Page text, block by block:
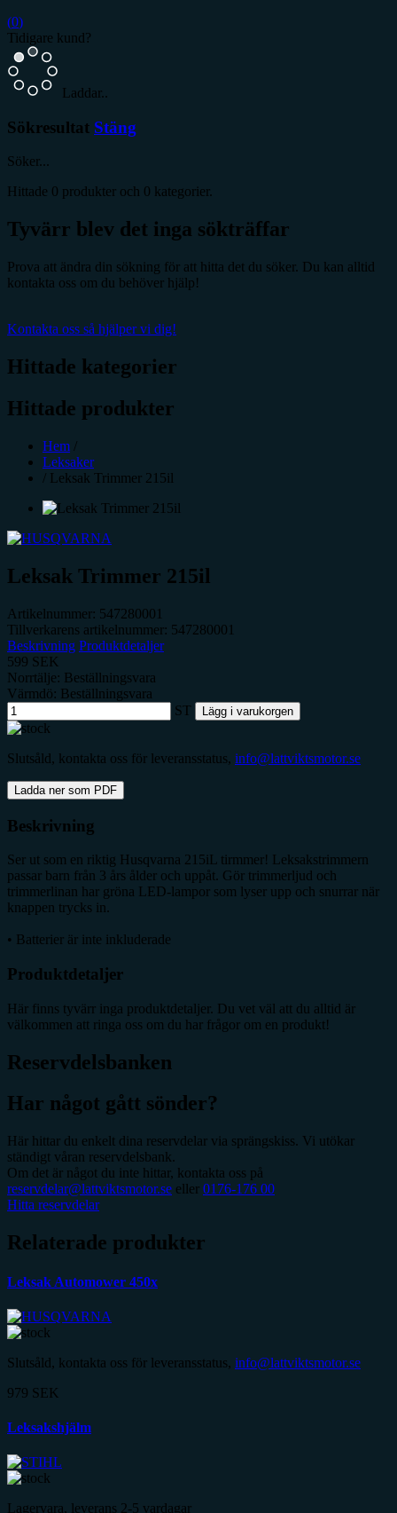
(0)
Tidigare kund?
Laddar..
Sökresultat Stäng
Söker...
Hittade 0 produkter och 0 kategorier.
Tyvärr blev det inga sökträffar
Prova att ändra din sökning för att hitta det du söker. Du kan alltid
kontakta oss om du behöver hjälp!
Kontakta oss så hjälper vi dig!
Hittade kategorier
Hittade produkter
Hem /
Leksaker
/ Leksak Trimmer 215il
Leksak Trimmer 215il
Artikelnummer: 547280001
Tillverkarens artikelnummer: 547280001
Beskrivning Produktdetaljer
599 SEK
Norrtälje: Beställningsvara
Värmdö: Beställningsvara
ST
Lägg i varukorgen
Slutsåld, kontakta oss för leveransstatus, info@lattviktsmotor.se
Ladda ner som PDF
Beskrivning
Ser ut som en riktig Husqvarna 215iL tirmmer! Leksakstrimmern
passar barn från 3 års ålder och uppåt. Gör trimmerljud och
trimmerlinan har gröna LED-lampor som lyser upp och snurrar när
knappen trycks in.
• Batterier är inte inkluderade
Produktdetaljer
Här finns tyvärr inga produktdetaljer. Du vet väl att du alltid är
välkommen att ringa oss om du har frågor om en produkt!
Reservdelsbanken
Har något gått sönder?
Här hittar du enkelt dina reservdelar via sprängskiss. Vi utökar
ständigt våran reservdelsbank.
Om det är något du inte hittar, kontakta oss på
reservdelar@lattviktsmotor.se eller 0176-176 00
Hitta reservdelar
Relaterade produkter
Leksak Automower 450x
Slutsåld, kontakta oss för leveransstatus, info@lattviktsmotor.se
979 SEK
Leksakshjälm
Lagervara, leverans 2-5 vardagar